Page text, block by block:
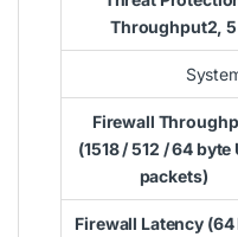
Throughput2, 5
Firewall
(1518 / 512 / 64 byte
packets)
Firewall Latency (64